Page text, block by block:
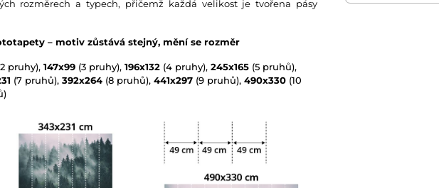
rozměrech a typech, přičemž každá velikost je tvořena pásy
– motiv zůstává stejný, mění se rozměr
pruhy), 147x99 (3 pruhy), 196x132 (4 pruhy), 245x165 (5 pruhů),
(7 pruhů), 392x264 (8 pruhů), 441x297 (9 pruhů), 490x330 (10